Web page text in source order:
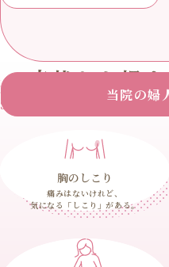
当院の婦
症状から探す
Search by
胸のしこり
痛みはないけれど、
気になる「しこり」がある。